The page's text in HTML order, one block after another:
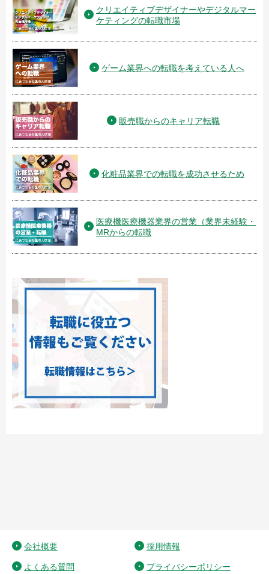
クリエイティブデザイナーやデジタルマー
ケティングの転職市場
ゲーム業界への転職を考えている人へ
販売職からのキャリア転職
化粧品業界での転職を成功させるため
医療機医療機器業界の営業（業界未経験・
MRからの転職
会社概要 採用情報
よくある質問 プライバシーポリシー